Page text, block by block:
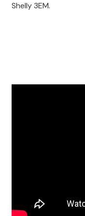
Shelly 3EM.